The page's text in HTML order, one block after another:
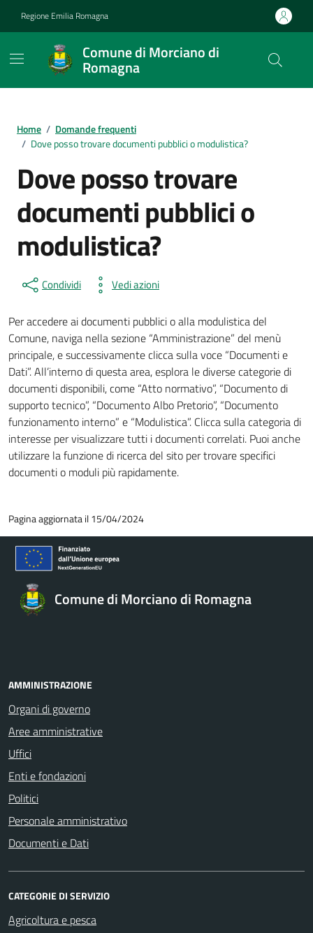
Regione Emilia Romagna
Comune di Morciano di
Romagna
Home / Domande frequenti
/ Dove posso trovare documenti pubblici o modulistica?
Dove posso trovare
documenti pubblici o
modulistica?
Condividi Vedi azioni
Per accedere ai documenti pubblici o alla modulistica del
Comune, naviga nella sezione “Amministrazione” del menù
principale, e successivamente clicca sulla voce “Documenti e
Dati”. All’interno di questa area, esplora le diverse categorie di
documenti disponibili, come “Atto normativo”, “Documento di
supporto tecnico”, “Documento Albo Pretorio”, “Documento
funzionamento interno” e “Modulistica”. Clicca sulla categoria di
interesse per visualizzare tutti i documenti correlati. Puoi anche
utilizzare la funzione di ricerca del sito per trovare specifici
documenti o moduli più rapidamente.
Pagina aggiornata il 15/04/2024
Comune di Morciano di Romagna
AMMINISTRAZIONE
Organi di governo
Aree amministrative
Uffici
Enti e fondazioni
Politici
Personale amministrativo
Documenti e Dati
CATEGORIE DI SERVIZIO
Agricoltura e pesca